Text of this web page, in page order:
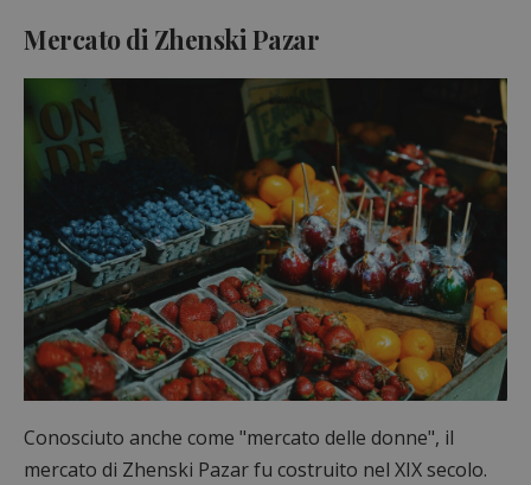
Mercato di Zhenski Pazar
Conosciuto anche come "mercato delle donne", il
mercato di Zhenski Pazar fu costruito nel XIX secolo.